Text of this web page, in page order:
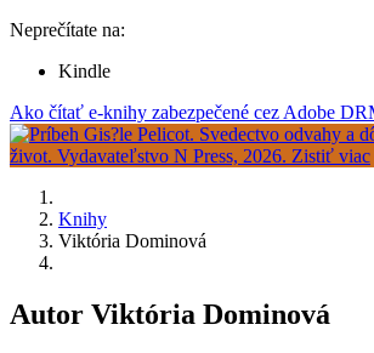
Neprečítate na:
Kindle
Ako čítať e-knihy zabezpečené cez Adobe
Knihy
Viktória Dominová
Autor Viktória Dominová